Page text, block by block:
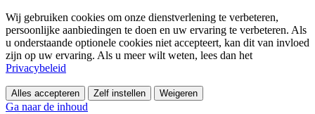
Wij gebruiken cookies om onze dienstverlening te verbeteren,
persoonlijke aanbiedingen te doen en uw ervaring te verbeteren. Als
u onderstaande optionele cookies niet accepteert, kan dit van invloed
zijn op uw ervaring. Als u meer wilt weten, lees dan het
Privacybeleid
Alles accepteren Zelf instellen Weigeren
Ga naar de inhoud